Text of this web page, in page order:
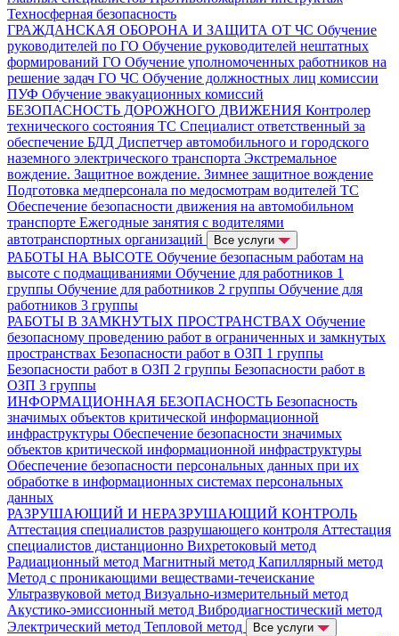
Техносферная безопасность
ГРАЖДАНСКАЯ ОБОРОНА И ЗАЩИТА ОТ ЧС Обучение
руководителей по ГО Обучение руководителей нештатных
формирований ГО Обучение уполномоченных работников на
решение задач ГО ЧС Обучение должностных лиц комиссии
ПУФ Обучение эвакуационных комиссий
БЕЗОПАСНОСТЬ ДОРОЖНОГО ДВИЖЕНИЯ Контролер
технического состояния ТС Специалист ответственный за
обеспечение БДД Диспетчер автомобильного и городского
наземного электрического транспорта Экстремальное
вождение. Защитное вождение. Зимнее защитное вождение
Подготовка медперсонала по медосмотрам водителей ТС
Обеспечение безопасности движения на автомобильном
транспорте Ежегодные занятия с водителями
автотранспортных организаций
Все услуги
РАБОТЫ НА ВЫСОТЕ Обучение безопасным работам на
высоте с подмащиваниями Обучение для работников 1
группы Обучение для работников 2 группы Обучение для
работников 3 группы
РАБОТЫ В ЗАМКНУТЫХ ПРОСТРАНСТВАХ Обучение
безопасному проведению работ в ограниченных и замкнутых
пространствах Безопасности работ в ОЗП 1 группы
Безопасности работ в ОЗП 2 группы Безопасности работ в
ОЗП 3 группы
ИНФОРМАЦИОННАЯ БЕЗОПАСНОСТЬ Безопасность
значимых объектов критической информационной
инфраструктуры Обеспечение безопасности значимых
объектов критической информационной инфраструктуры
Обеспечение безопасности персональных данных при их
обработке в информационных системах персональных
данных
РАЗРУШАЮЩИЙ И НЕРАЗРУШАЮЩИЙ КОНТРОЛЬ
Аттестация специалистов разрушающего контроля Аттестация
специалистов дистанционно Вихретоковый метод
Радиационный метод Магнитный метод Капиллярный метод
Метод с проникающими веществами-течеискание
Ультразвуковой метод Визуально-измерительный метод
Акустико-эмиссионный метод Вибродиагностический метод
Электрический метод Тепловой метод Все услуги